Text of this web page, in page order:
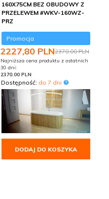
160X75CM BEZ OBUDOWY Z
PRZELEWEM #WKV-160WZ-
PRZ
Promocja
2227,80 PLN2370,00 PLN
Najniższa cena produktu z ostatnich
30 dni:
2370.00 PLN
Dostępność: do 7 dni
DODAJ DO KOSZYKA